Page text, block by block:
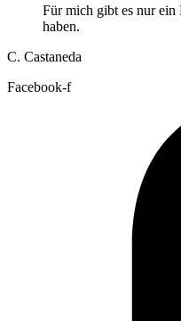
Für mich gibt es nur ein
haben.
C. Castaneda
Facebook-f